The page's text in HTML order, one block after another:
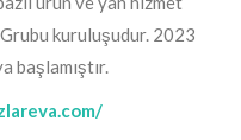
kuruluşudur. 2023
başlamıştır.